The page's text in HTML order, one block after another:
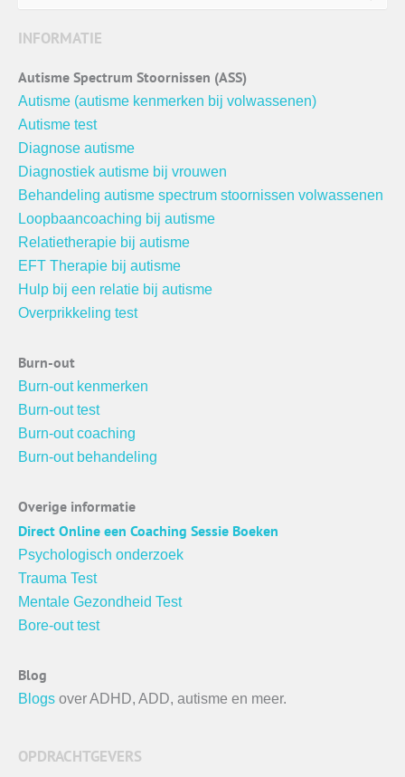
INFORMATIE
Autisme Spectrum Stoornissen (ASS)
Autisme (autisme kenmerken bij volwassenen)
Autisme test
Diagnose autisme
Diagnostiek autisme bij vrouwen
Behandeling autisme spectrum stoornissen volwassenen
Loopbaancoaching bij autisme
Relatietherapie bij autisme
EFT Therapie bij autisme
Hulp bij een relatie bij autisme
Overprikkeling test
Burn-out
Burn-out kenmerken
Burn-out test
Burn-out coaching
Burn-out behandeling
Overige informatie
Direct Online een Coaching Sessie Boeken
Psychologisch onderzoek
Trauma Test
Mentale Gezondheid Test
Bore-out test
Blog
Blogs over ADHD, ADD, autisme en meer.
OPDRACHTGEVERS